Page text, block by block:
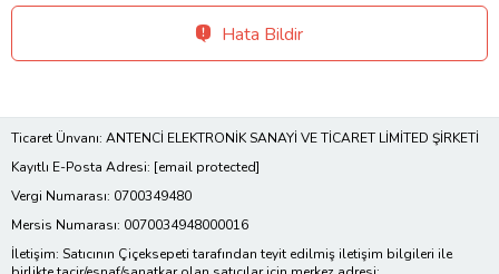
Hata Bildir
Ticaret Ünvanı: ANTENCİ ELEKTRONİK SANAYİ VE TİCARET LİMİTED ŞİRKETİ
Kayıtlı E-Posta Adresi: [email protected]
Vergi Numarası: 0700349480
Mersis Numarası: 0070034948000016
İletişim: Satıcının Çiçeksepeti tarafından teyit edilmiş iletişim bilgileri ile